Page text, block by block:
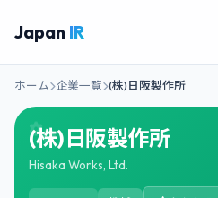
Japan IR
ホーム 企業一覧 (株)日阪製作所
(株)日阪製作所
Hisaka Works, Ltd.